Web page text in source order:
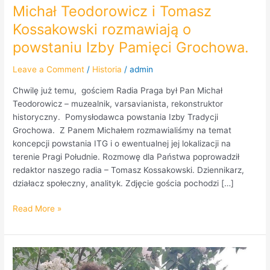
Michał Teodorowicz i Tomasz
Kossakowski rozmawiają o
powstaniu Izby Pamięci Grochowa.
Leave a Comment / Historia /admin
Chwilę już temu, gościem Radia Praga był Pan Michał
Teodorowicz – muzealnik, varsavianista, rekonstruktor
historyczny. Pomysłodawca powstania Izby Tradycji
Grochowa. Z Panem Michałem rozmawialiśmy na temat
koncepcji powstania ITG i o ewentualnej jej lokalizacji na
terenie Pragi Południe. Rozmowę dla Państwa poprowadził
redaktor naszego radia – Tomasz Kossakowski. Dziennikarz,
działacz społeczny, analityk. Zdjęcie gościa pochodzi […]
Read More »
Dom
Sztuki